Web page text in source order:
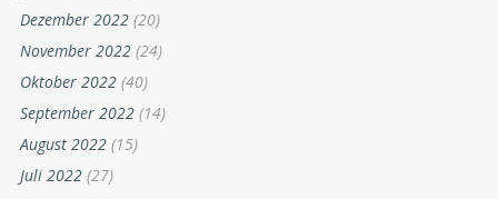
Dezember 2022 (20)
November 2022 (24)
Oktober 2022 (40)
September 2022 (14)
August 2022 (15)
Juli 2022 (27)